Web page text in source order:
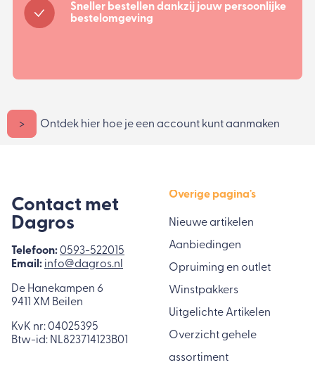
Sneller bestellen dankzij jouw persoonlijke
bestelomgeving
> Ontdek hier hoe je een account kunt aanmaken
Contact met
Dagros
Telefoon:0593-522015
Email: info@dagros.nl
De Hanekampen 6
9411 XM Beilen
KvK nr: 04025395
Btw-id: NL823714123B01
Overige pagina's
Nieuwe artikelen
Aanbiedingen
Opruiming en outlet
Winstpakkers
Uitgelichte Artikelen
Overzicht gehele
assortiment